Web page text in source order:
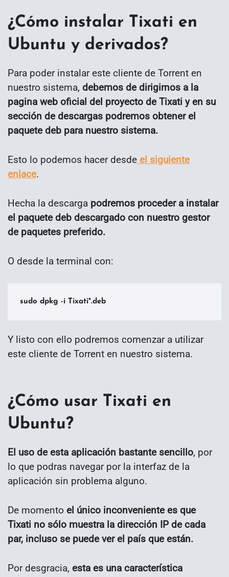
¿Cómo instalar Tixati en
Ubuntu y derivados?
Para poder instalar este cliente de Torrent en
nuestro sistema, debemos de dirigirnos a la
pagina web oficial del proyecto de Tixati y en su
sección de descargas podremos obtener el
paquete deb para nuestro sistema.
Esto lo podemos hacer desde el siguiente
enlace.
Hecha la descarga podremos proceder a instalar
el paquete deb descargado con nuestro gestor
de paquetes preferido.
O desde la terminal con:
sudo dpkg -i Tixati*.deb
Y listo con ello podremos comenzar a utilizar
este cliente de Torrent en nuestro sistema.
¿Cómo usar Tixati en
Ubuntu?
El uso de esta aplicación bastante sencillo, por
lo que podras navegar por la interfaz de la
aplicación sin problema alguno.
De momento el único inconveniente es que
Tixati no sólo muestra la dirección IP de cada
par, incluso se puede ver el país que están.
Por desgracia, esta es una característica